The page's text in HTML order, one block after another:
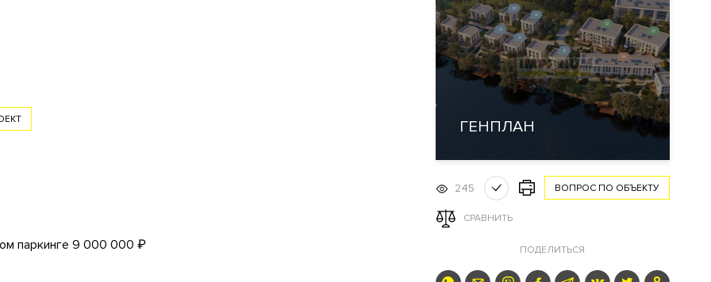
паркинге 9 000 000 ₽
ГЕНПЛАН
245 ВОПРОС ПО ОБЪЕКТУ
СРАВНИТЬ
ПОДЕЛИТЬСЯ